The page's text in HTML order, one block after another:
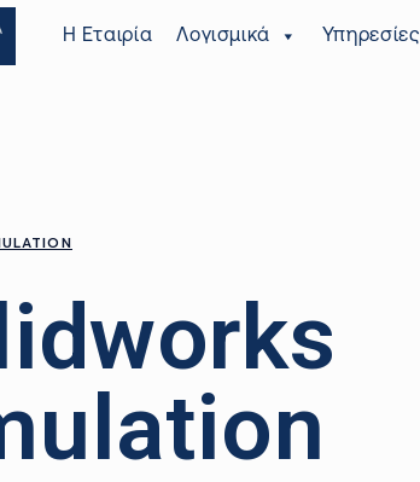
Η Εταιρία Λογισμικά Υπηρεσίες